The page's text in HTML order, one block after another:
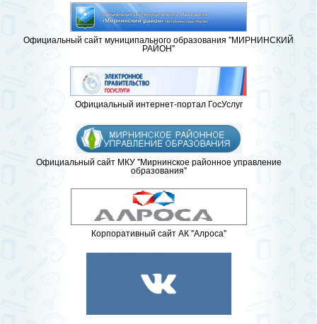
Официальный сайт муниципального образования "МИРНИНСКИЙ
РАЙОН"
Официальный интернет-портал ГосУслуг
Официальный сайт МКУ "Мирнинское районное управление
образования"
Корпоративный сайт АК "Алроса"